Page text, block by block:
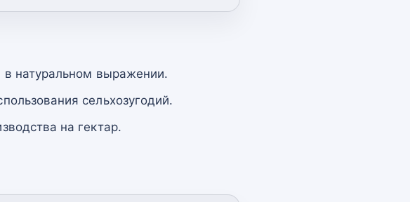
в натуральном выражении.
сельхозугодий.
на гектар.